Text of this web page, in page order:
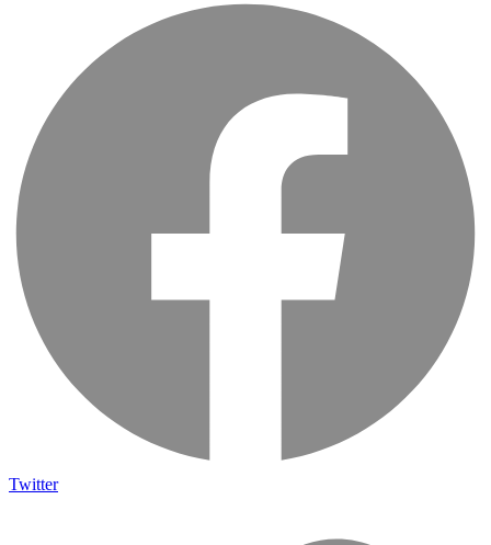
Twitter